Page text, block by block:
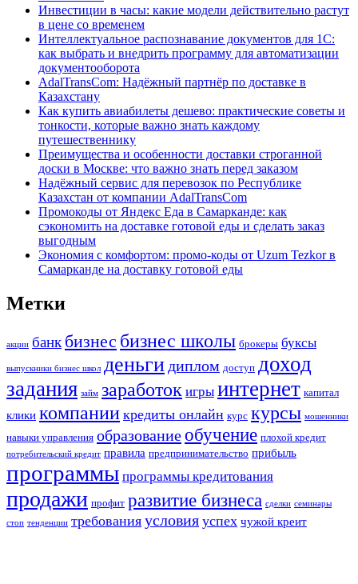
Инвестиции в часы: какие модели действительно растут
в цене со временем
Интеллектуальное распознавание документов для 1С:
как выбрать и внедрить программу для автоматизации
документооборота
AdalTransCom: Надёжный партнёр по доставке в
Казахстану
Как купить авиабилеты дешево: практические советы и
тонкости, которые важно знать каждому
путешественнику
Преимущества и особенности доставки строганной
доски в Москве: что важно знать перед заказом
Надёжный сервис для перевозок по Республике
Казахстан от компании AdalTransCom
Промокоды от Яндекс Еда в Самарканде: как
сэкономить на доставке готовой еды и сделать заказ
выгодным
Экономия с комфортом: промо-коды от Uzum Tezkor в
Самарканде на доставку готовой еды
Метки
акции банк бизнес бизнес школы брокеры буксы
выпускники бизнес школ деньги диплом доступ доход
задания займ заработок игры интернет капитал
клики компании кредиты онлайн курс курсы мошенники
навыки управления образованиеобучение плохой кредит
потребительский кредит правила предпринимательство прибыль
программы программы кредитования
продажи профит развитие бизнеса сделки семинары
стоп тенденции требования условия успех чужой креит